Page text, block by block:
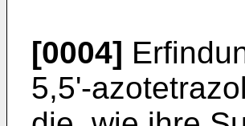
[0004]
5,5'-